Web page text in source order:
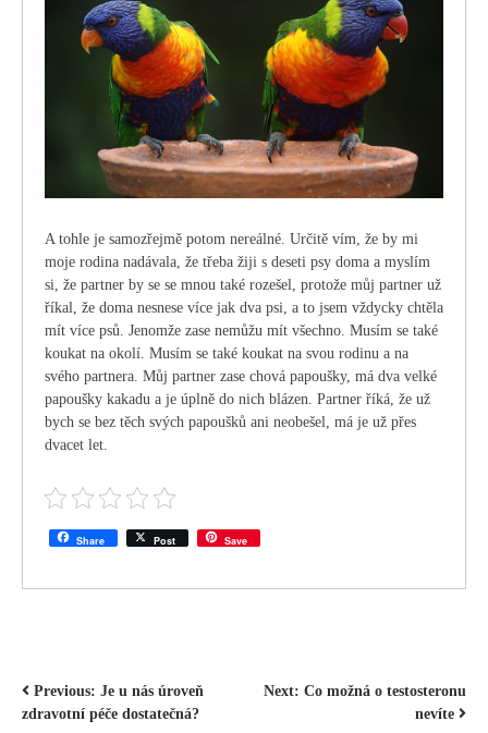
A tohle je samozřejmě potom nereálné. Určitě vím, že by mi
moje rodina nadávala, že třeba žiji s deseti psy doma a myslím
si, že partner by se se mnou také rozešel, protože můj partner už
říkal, že doma nesnese více jak dva psi, a to jsem vždycky chtěla
mít více psů. Jenomže zase nemůžu mít všechno. Musím se také
koukat na okolí. Musím se také koukat na svou rodinu a na
svého partnera. Můj partner zase chová papoušky, má dva velké
papoušky kakadu a je úplně do nich blázen. Partner říká, že už
bych se bez těch svých papoušků ani neobešel, má je už přes
dvacet let.
Share Post Save
NAVIGACE
Previous: Je u nás úroveň
zdravotní péče dostatečná?
Next: Co možná o testosteronu
nevíte